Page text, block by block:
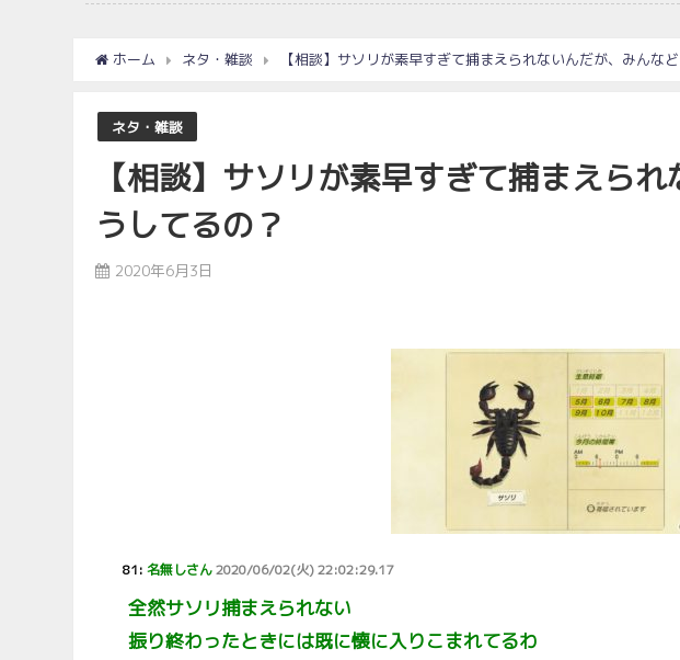
ホーム ネタ・雑談 【相談】サソリが素早すぎて捕まえられないんだが、みんな
ネタ・雑談
【相談】サソリが素早すぎて捕まえら
うしてるの？
2020年6月3日
81:名無しさん2020/06/02(火) 22:02:29.17
全然サソリ捕まえられない
振り終わったときには既に懐に入りこまれてるわ